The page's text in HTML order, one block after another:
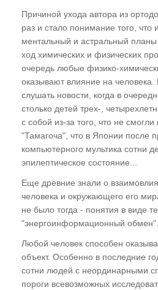
Причиной ухода автора из
раз и стало понимание того, что
ментальный и астральный
ход химических и физических
очередь любые физико-
оказывают влияние на человека.
слушать новости, когда в
столько детей трех-,
с собой из-за того, что не
"Тамагоча", что в Японии после
компьютерного мультика сотни
эпилептическое состояние...
Еще древние знали о
человека и окружающего его
не было тогда - понятия в виде
"энергоинформационный обмен".
Любой человек способен
объект. Особенно в последние
сотни людей с неординарными
пороги всевозможных